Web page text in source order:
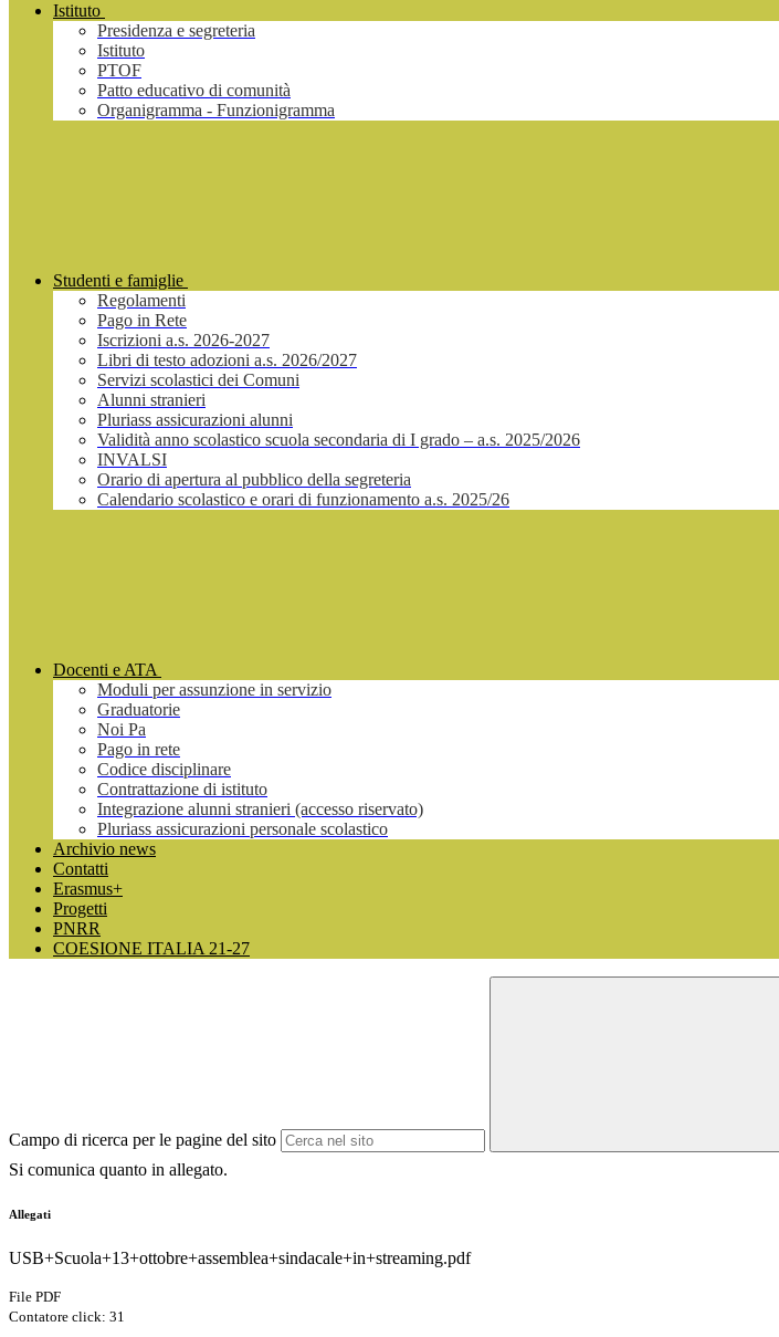
Istituto
Presidenza e segreteria
Istituto
PTOF
Patto educativo di comunità
Organigramma - Funzionigramma
Studenti e famiglie
Regolamenti
Pago in Rete
Iscrizioni a.s. 2026-2027
Libri di testo adozioni a.s. 2026/2027
Servizi scolastici dei Comuni
Alunni stranieri
Pluriass assicurazioni alunni
Validità anno scolastico scuola secondaria di I grado – a.s. 2025/2026
INVALSI
Orario di apertura al pubblico della segreteria
Calendario scolastico e orari di funzionamento a.s. 2025/26
Docenti e ATA
Moduli per assunzione in servizio
Graduatorie
Noi Pa
Pago in rete
Codice disciplinare
Contrattazione di istituto
Integrazione alunni stranieri (accesso riservato)
Pluriass assicurazioni personale scolastico
Archivio news
Contatti
Erasmus+
Progetti
PNRR
COESIONE ITALIA 21-27
Campo di ricerca per le pagine del sito
Si comunica quanto in allegato.
Allegati
USB+Scuola+13+ottobre+assemblea+sindacale+in+streaming.pdf
File PDF
Contatore click: 31